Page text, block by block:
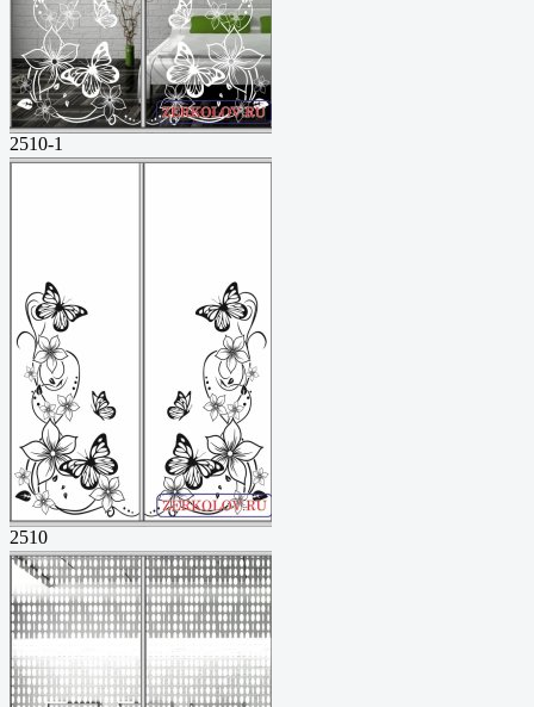
2510-1
2510